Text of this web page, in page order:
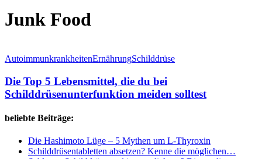
Junk Food
Top
Lebensmittel,
die
du
Schilddrüsenunterfunktion
solltest
AutoimmunkrankheitenErnährungSchilddrüse
Die Top 5 Lebensmittel, die du bei
Schilddrüsenunterfunktion meiden solltest
beliebte Beiträge:
Die Hashimoto Lüge – 5 Mythen um L-Thyroxin
Schilddrüsentabletten absetzen? Kenne die möglichen…